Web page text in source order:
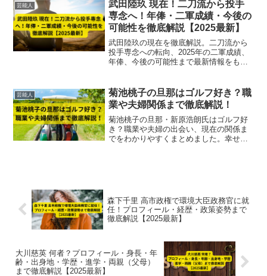
芸能人
武田陸玖 現在！二刀流から投手
専念へ！年俸・二軍成績・今後の
可能性を徹底解説【2025最新】
武田陸玖の現在を徹底解説。二刀流から
投手専念への転向、2025年の二軍成績、
年俸、今後の可能性まで最新情報をもと
芸能人
菊池桃子の旦那はゴルフ好き？職
業や夫婦関係まで徹底解説！
菊池桃子の旦那・新原浩朗氏はゴルフ好
き？職業や夫婦の出会い、現在の関係ま
でをわかりやすくまとめました。幸せな
森下千里 高市政権で環境大臣政務官に就
任！プロフィール・経歴・政策姿勢まで
徹底解説【2025最新】
大川慈英 何者？プロフィール・身長・年
齢・出身地・学歴・進学・両親（父母）
まで徹底解説【2025最新】